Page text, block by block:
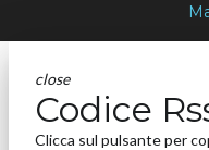
close
Codice
Clicca sul pulsante per